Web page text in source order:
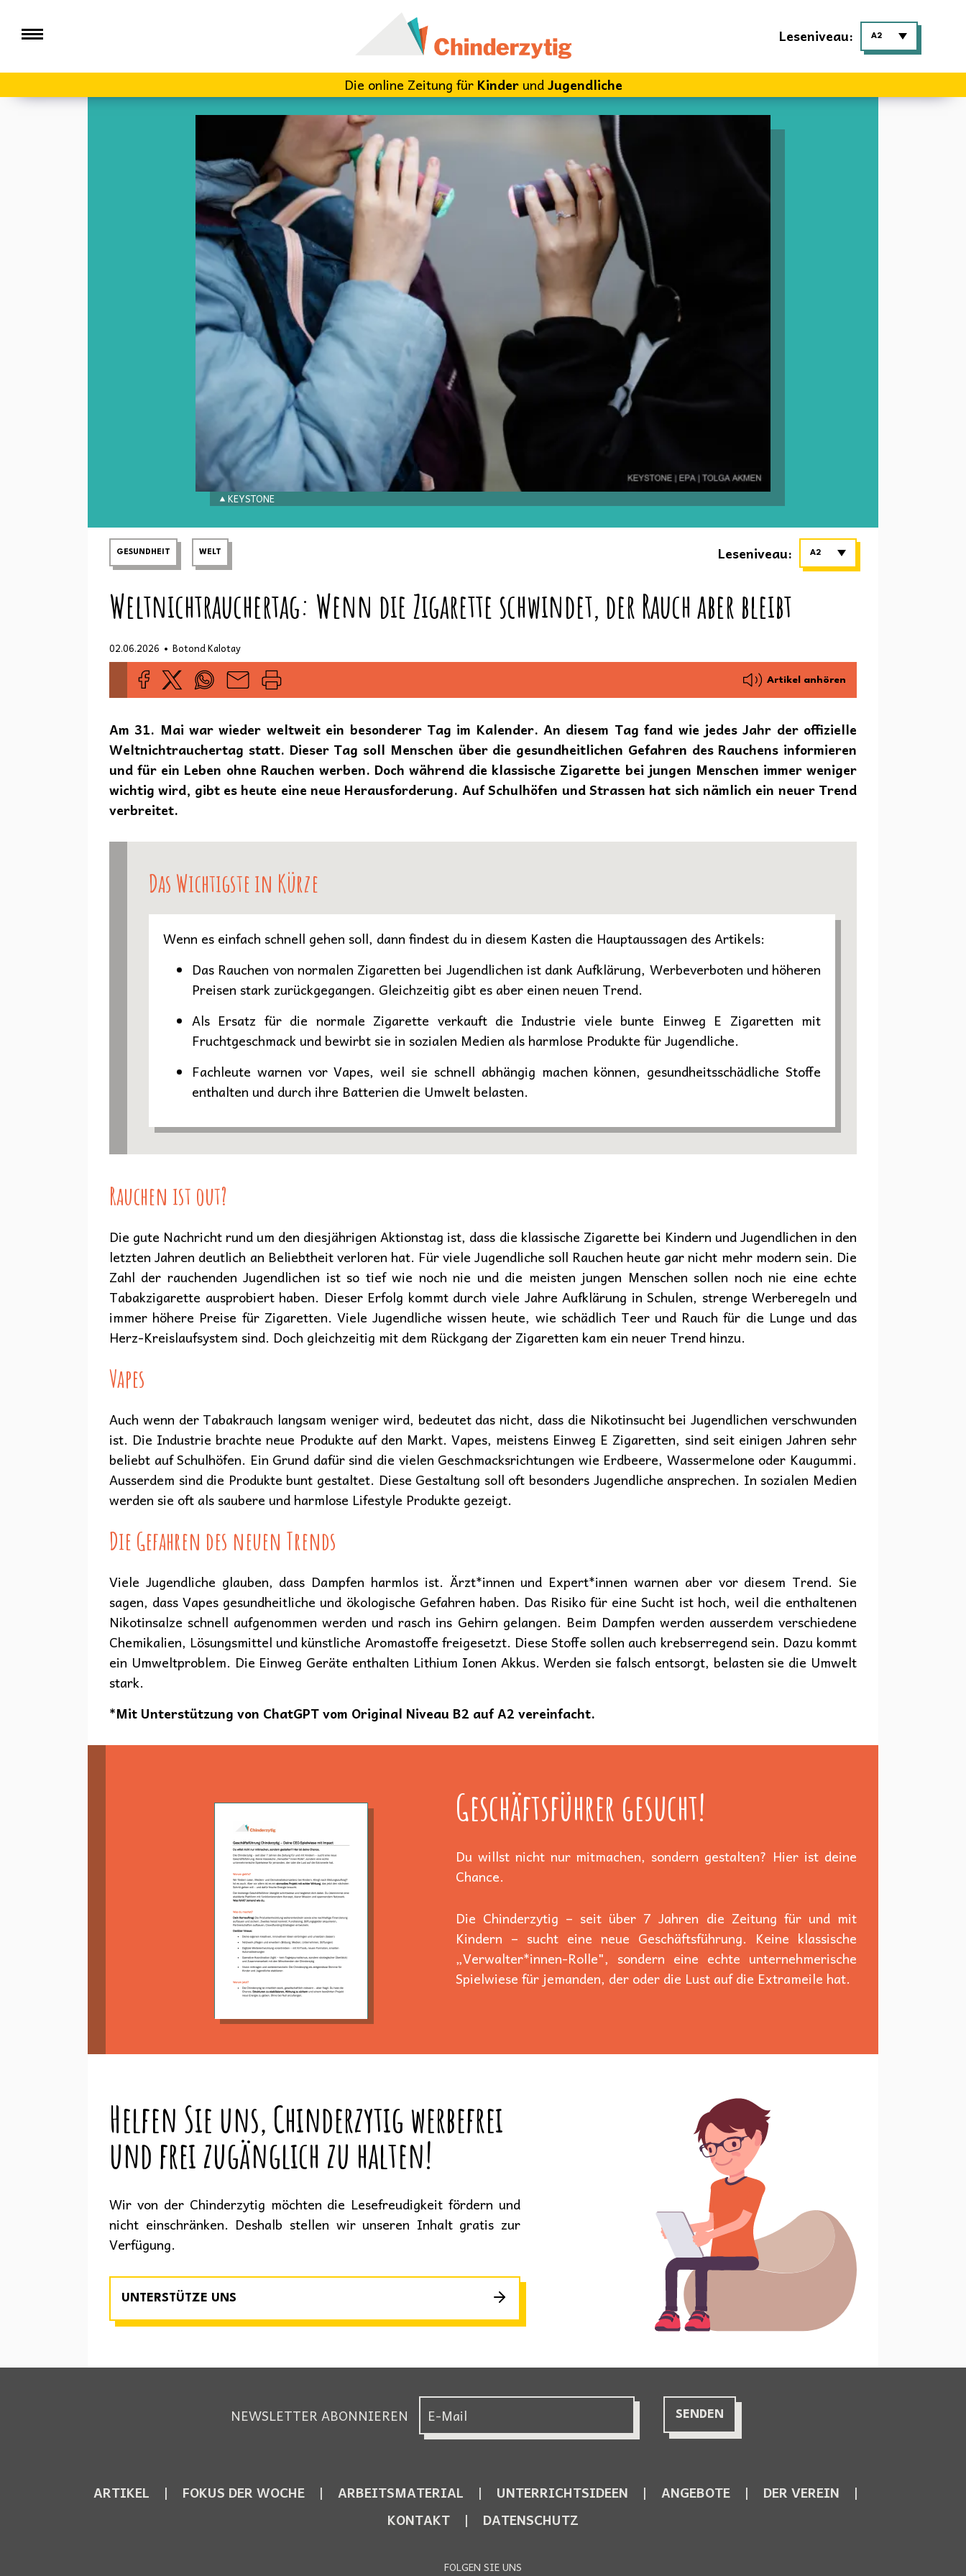
Leseniveau: A2
Die online Zeitung für KinderundJugendliche
KEYSTONE
GESUNDHEIT WELT Leseniveau: A2
Weltnichtrauchertag: Wenn die Zigarette schwindet, der Rauch aber bleibt
02.06.2026 • Botond Kalotay
Artikel anhören
Am 31. Mai war wieder weltweit ein besonderer Tag im Kalender. An diesem Tag fand wie jedes Jahr der offizielle
Weltnichtrauchertag statt. Dieser Tag soll Menschen über die gesundheitlichen Gefahren des Rauchens informieren
und für ein Leben ohne Rauchen werben. Doch während die klassische Zigarette bei jungen Menschen immer weniger
wichtig wird, gibt es heute eine neue Herausforderung. Auf Schulhöfen und Strassen hat sich nämlich ein neuer Trend
verbreitet.
Das Wichtigste in Kürze
Wenn es einfach schnell gehen soll, dann findest du in diesem Kasten die Hauptaussagen des Artikels:
Das Rauchen von normalen Zigaretten bei Jugendlichen ist dank Aufklärung, Werbeverboten und höheren
Preisen stark zurückgegangen. Gleichzeitig gibt es aber einen neuen Trend.
Als Ersatz für die normale Zigarette verkauft die Industrie viele bunte Einweg E Zigaretten mit
Fruchtgeschmack und bewirbt sie in sozialen Medien als harmlose Produkte für Jugendliche.
Fachleute warnen vor Vapes, weil sie schnell abhängig machen können, gesundheitsschädliche Stoffe
enthalten und durch ihre Batterien die Umwelt belasten.
Rauchen ist out?
Die gute Nachricht rund um den diesjährigen Aktionstag ist, dass die klassische Zigarette bei Kindern und Jugendlichen in den
letzten Jahren deutlich an Beliebtheit verloren hat. Für viele Jugendliche soll Rauchen heute gar nicht mehr modern sein. Die
Zahl der rauchenden Jugendlichen ist so tief wie noch nie und die meisten jungen Menschen sollen noch nie eine echte
Tabakzigarette ausprobiert haben. Dieser Erfolg kommt durch viele Jahre Aufklärung in Schulen, strenge Werberegeln und
immer höhere Preise für Zigaretten. Viele Jugendliche wissen heute, wie schädlich Teer und Rauch für die Lunge und das
Herz-Kreislaufsystem sind. Doch gleichzeitig mit dem Rückgang der Zigaretten kam ein neuer Trend hinzu.
Vapes
Auch wenn der Tabakrauch langsam weniger wird, bedeutet das nicht, dass die Nikotinsucht bei Jugendlichen verschwunden
ist. Die Industrie brachte neue Produkte auf den Markt. Vapes, meistens Einweg E Zigaretten, sind seit einigen Jahren sehr
beliebt auf Schulhöfen. Ein Grund dafür sind die vielen Geschmacksrichtungen wie Erdbeere, Wassermelone oder Kaugummi.
Ausserdem sind die Produkte bunt gestaltet. Diese Gestaltung soll oft besonders Jugendliche ansprechen. In sozialen Medien
werden sie oft als saubere und harmlose Lifestyle Produkte gezeigt.
Die Gefahren des neuen Trends
Viele Jugendliche glauben, dass Dampfen harmlos ist. Ärzt*innen und Expert*innen warnen aber vor diesem Trend. Sie
sagen, dass Vapes gesundheitliche und ökologische Gefahren haben. Das Risiko für eine Sucht ist hoch, weil die enthaltenen
Nikotinsalze schnell aufgenommen werden und rasch ins Gehirn gelangen. Beim Dampfen werden ausserdem verschiedene
Chemikalien, Lösungsmittel und künstliche Aromastoffe freigesetzt. Diese Stoffe sollen auch krebserregend sein. Dazu kommt
ein Umweltproblem. Die Einweg Geräte enthalten Lithium Ionen Akkus. Werden sie falsch entsorgt, belasten sie die Umwelt
stark.
*Mit Unterstützung von ChatGPT vom Original Niveau B2 auf A2 vereinfacht.
Geschäftsführer gesucht!
Du willst nicht nur mitmachen, sondern gestalten? Hier ist deine
Chance.
Die Chinderzytig – seit über 7 Jahren die Zeitung für und mit
Kindern – sucht eine neue Geschäftsführung. Keine klassische
„Verwalter*innen-Rolle", sondern eine echte unternehmerische
Spielwiese für jemanden, der oder die Lust auf die Extrameile hat.
Helfen Sie uns, Chinderzytig werbefrei
und frei zugänglich zu halten!
Wir von der Chinderzytig möchten die Lesefreudigkeit fördern und
nicht einschränken. Deshalb stellen wir unseren Inhalt gratis zur
Verfügung.
UNTERSTÜTZE UNS
NEWSLETTER ABONNIEREN
ARTIKEL FOKUS DER WOCHE ARBEITSMATERIAL UNTERRICHTSIDEEN ANGEBOTE
DER VEREIN
KONTAKT
DATENSCHUTZ
FOLGEN SIE UNS